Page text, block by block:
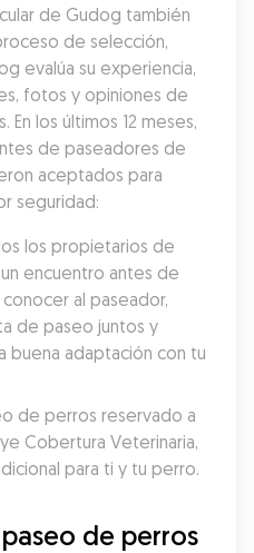
de Gudog también
de selección,
evalúa su experiencia,
fotos y opiniones de
los últimos 12 meses,
de paseadores de
aceptados para
seguridad:
los propietarios de
encuentro antes de
al paseador,
de paseo juntos y
buena adaptación con tu
de perros reservado a
Cobertura Veterinaria,
para ti y tu perro.
de perros